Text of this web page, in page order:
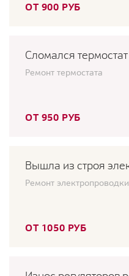
ОТ 900 РУБ
Сломался термостат
Ремонт термостата
ОТ 950 РУБ
Вышла из строя
Ремонт электропроводки
ОТ 1050 РУБ